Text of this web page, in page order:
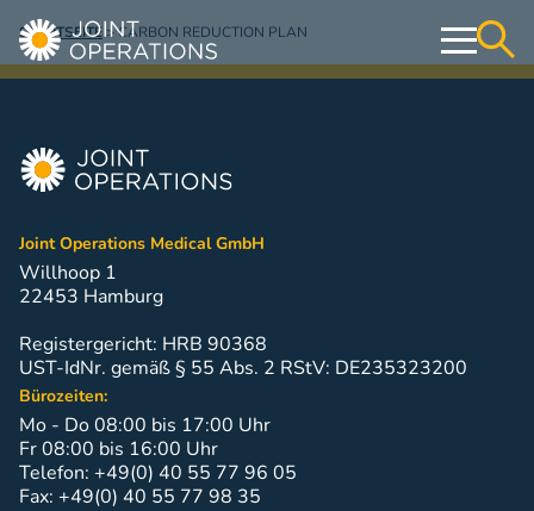
Konservativ
Webshop
Education & Events
Über uns
Kontakt
STARTSEITE>CARBON REDUCTION PLAN
Joint Operations Medical GmbH
Willhoop 1
22453 Hamburg
Registergericht: HRB 90368
UST-IdNr. gemäß § 55 Abs. 2 RStV: DE235323200
Bürozeiten:
Mo - Do 08:00 bis 17:00 Uhr
Fr 08:00 bis 16:00 Uhr
Telefon: +49(0) 40 55 77 96 05
Fax: +49(0) 40 55 77 98 35